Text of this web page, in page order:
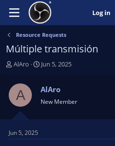
Log in
Resource Requests
Múltiple transmisión
T
r
a
t
a
AlAro
S
r
t
a
e
Jun 5, 2025
A AlAro
New Member
Jun 5, 2025